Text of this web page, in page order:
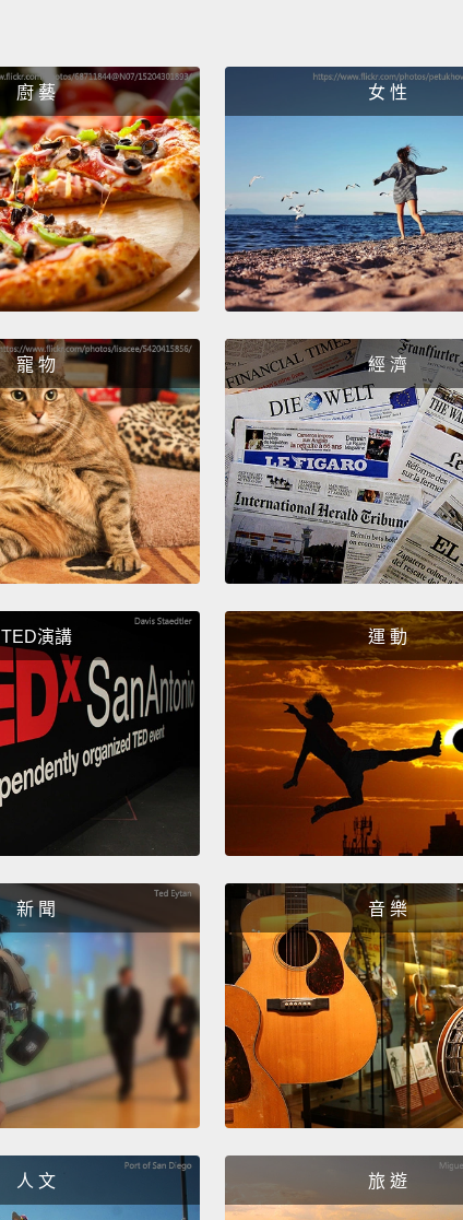
廚 藝 女 性
寵 物 經 濟
TED演講 運 動
新 聞 音 樂
人 文 旅 遊